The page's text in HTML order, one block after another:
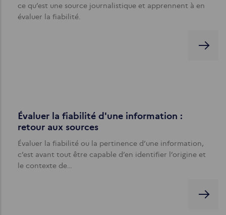
ce qu’est une source journalistique et apprennent à en
évaluer la fiabilité.
Évaluer la fiabilité d'une information :
retour aux sources
Évaluer la fiabilité ou la pertinence d’une information,
c’est avant tout être capable d’en identifier l’origine et
le contexte de…